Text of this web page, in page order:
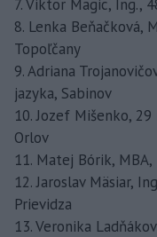
7. Viktor Magic, Ing.,
8. Lenka Beňačková,
Topoľčany
9. Adriana
jazyka, Sabinov
10. Jozef Mišenko,
Orlov
11. Matej Bórik,
12. Jaroslav Mäsiar,
Prievidza
13. Veronika